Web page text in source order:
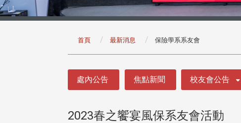
首頁 最新消息 保險學系系友會
處內公告 焦點新聞 校友會公告
2023春之饗宴風保系友會活動